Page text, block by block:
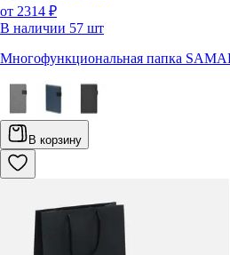
от 2314 ₽
В наличии 57 шт
Многофункциональная папка
В корзину